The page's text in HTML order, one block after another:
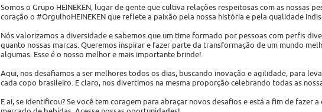
Somos o Grupo HEINEKEN, lugar de gente que cultiva relações respeitosas com as nossas
coração o #OrgulhoHEINEKEN que reflete a paixão pela nossa história e pela qualidade
Nós valorizamos a diversidade e sabemos que um time formado por pessoas com perfis
quanto nossas marcas. Queremos inspirar e fazer parte da transformação de um mundo
algumas. Esse é o nosso melhor e mais importante brinde!
Aqui, nos desafiamos a ser melhores todos os dias, buscando inovação e agilidade, para
cada copo brasileiro. E claro, nos divertimos na mesma proporção celebrando todas as
E ai, se identificou? Se você tem coragem para abraçar novos desafios e está a fim de fazer